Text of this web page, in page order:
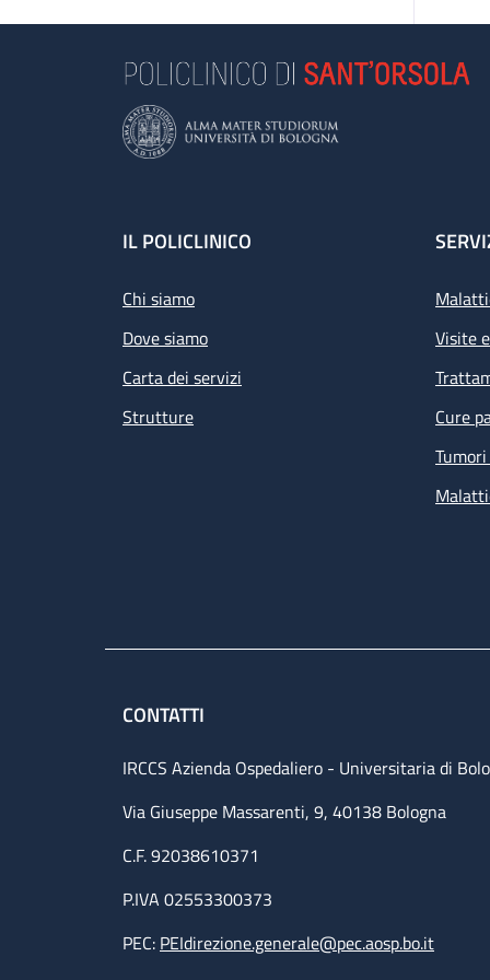
Footer
IL POLICLINICO
Chi siamo
Dove siamo
Carta dei servizi
Strutture
Visite
Cure
CONTATTI
IRCCS Azienda Ospedaliero - Universitaria di
Via Giuseppe Massarenti, 9, 40138 Bologna
C.F. 92038610371
P.IVA 02553300373
PEC: PEIdirezione.generale@pec.aosp.bo.it